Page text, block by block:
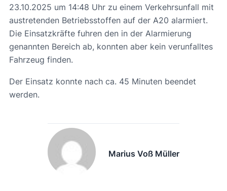
23.10.2025 um 14:48 Uhr zu einem Verkehrsunfall mit
austretenden Betriebsstoffen auf der A20 alarmiert.
Die Einsatzkräfte fuhren den in der Alarmierung
genannten Bereich ab, konnten aber kein verunfalltes
Fahrzeug finden.
Der Einsatz konnte nach ca. 45 Minuten beendet
werden.
Marius Voß Müller